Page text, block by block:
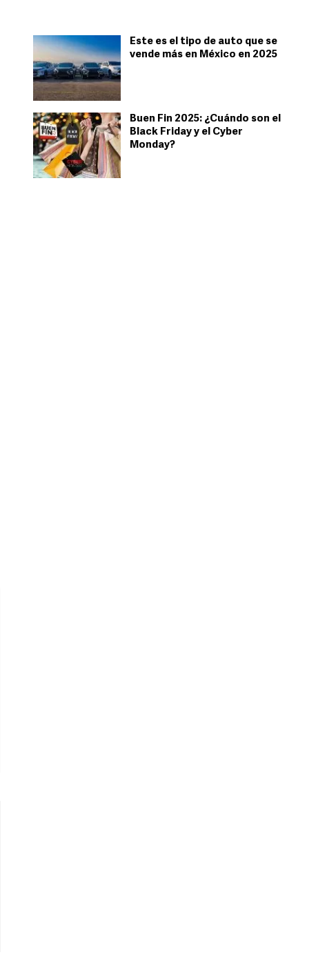
Este es el tipo de auto que se
vende más en México en 2025
Buen Fin 2025: ¿Cuándo son el
Black Friday y el Cyber
Monday?